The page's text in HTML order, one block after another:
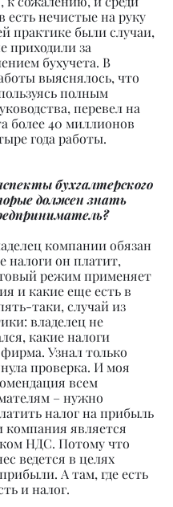
есть нечистые на руку
практике были случаи,
приходили за
бухучета. В
выяснялось, что
полным
перевел на
более 40 миллионов
года работы.
бухгалтерского
должен знать
компании обязан
налоги он платит,
режим применяет
и какие еще есть в
таки, случай из
владелец не
какие налоги
Узнал только
проверка. И моя
всем
– нужно
налог на прибыль
компания является
НДС. Потому что
ведется в целях
А там, где есть
и налог.